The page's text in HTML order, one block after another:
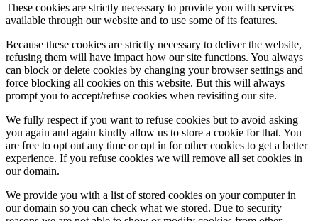
These cookies are strictly necessary to provide you with services
available through our website and to use some of its features.
Because these cookies are strictly necessary to deliver the website,
refusing them will have impact how our site functions. You always
can block or delete cookies by changing your browser settings and
force blocking all cookies on this website. But this will always
prompt you to accept/refuse cookies when revisiting our site.
We fully respect if you want to refuse cookies but to avoid asking
you again and again kindly allow us to store a cookie for that. You
are free to opt out any time or opt in for other cookies to get a better
experience. If you refuse cookies we will remove all set cookies in
our domain.
We provide you with a list of stored cookies on your computer in
our domain so you can check what we stored. Due to security